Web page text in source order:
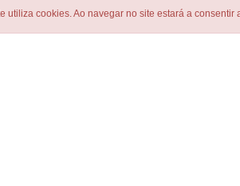
utiliza cookies. Ao navegar no site estará a